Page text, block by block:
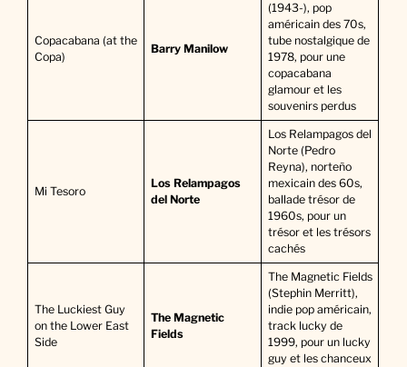
Copacabana (at the
Copa)
Barry Manilow
(1943-), pop
américain des 70s,
tube nostalgique de
1978, pour une
copacabana
glamour et les
souvenirs perdus
Mi Tesoro
Los Relampagos
del Norte
Los Relampagos del
Norte (Pedro
Reyna), norteño
mexicain des 60s,
ballade trésor de
1960s, pour un
trésor et les trésors
cachés
The Luckiest Guy
on the Lower East
Side
The Magnetic
Fields
The Magnetic Fields
(Stephin Merritt),
indie pop américain,
track lucky de
1999, pour un lucky
guy et les chanceux